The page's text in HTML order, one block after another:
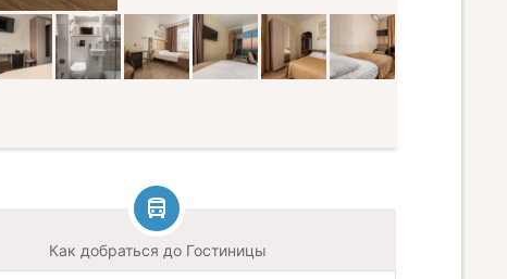
Как добраться до Гостиницы